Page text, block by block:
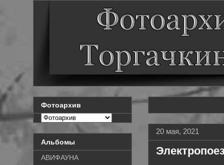
20 мая, 2021
Фотоархив
Альбомы
АВИФАУНА